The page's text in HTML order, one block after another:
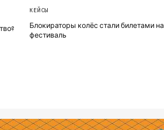
КЕЙСЫ
Блокираторы колёс стали билетами на
фестиваль